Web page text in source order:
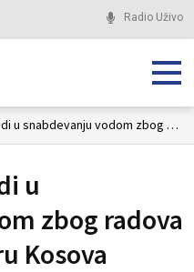
Radio Uživo
Privremeni prekidi u snabdevanju vodom zbog radova na mreži na severu Kosova
u
zbog radova
Kosova